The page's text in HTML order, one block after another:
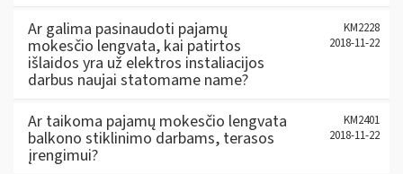
Ar galima pasinaudoti pajamų
mokesčio lengvata, kai patirtos
išlaidos yra už elektros instaliacijos
darbus naujai statomame name?
KM2228
2018-11-22
Ar taikoma pajamų mokesčio lengvata
balkono stiklinimo darbams, terasos
įrengimui?
KM2401
2018-11-22